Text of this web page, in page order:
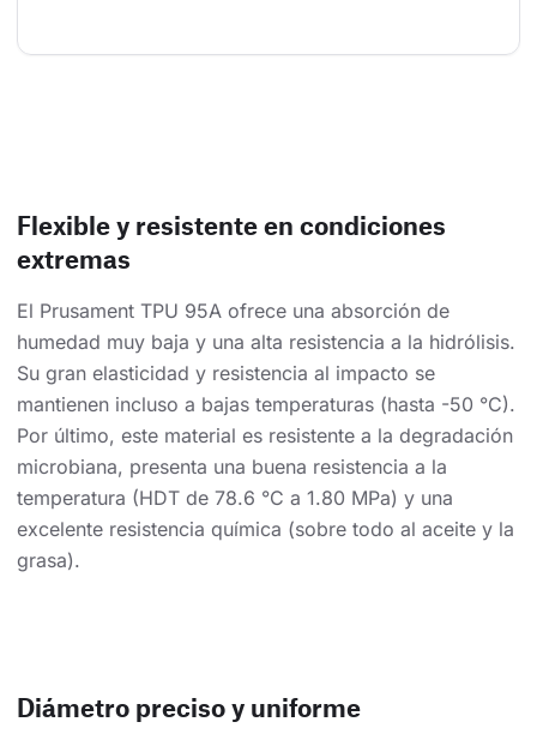
Flexible y resistente en condiciones
extremas
El Prusament TPU 95A ofrece una absorción de
humedad muy baja y una alta resistencia a la hidrólisis.
Su gran elasticidad y resistencia al impacto se
mantienen incluso a bajas temperaturas (hasta -50 °C).
Por último, este material es resistente a la degradación
microbiana, presenta una buena resistencia a la
temperatura (HDT de 78.6 °C a 1.80 MPa) y una
excelente resistencia química (sobre todo al aceite y la
grasa).
Diámetro preciso y uniforme